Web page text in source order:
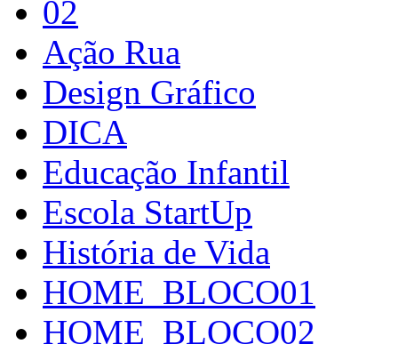
02
Ação Rua
Design Gráfico
DICA
Educação Infantil
Escola StartUp
História de Vida
HOME_BLOCO01
HOME_BLOCO02